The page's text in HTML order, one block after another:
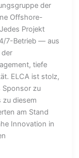
der
Offshore-
Projekt
7-Betrieb — aus
der
tiefe
ELCA ist stolz,
Sponsor zu
diesem
am Stand
Innovation in